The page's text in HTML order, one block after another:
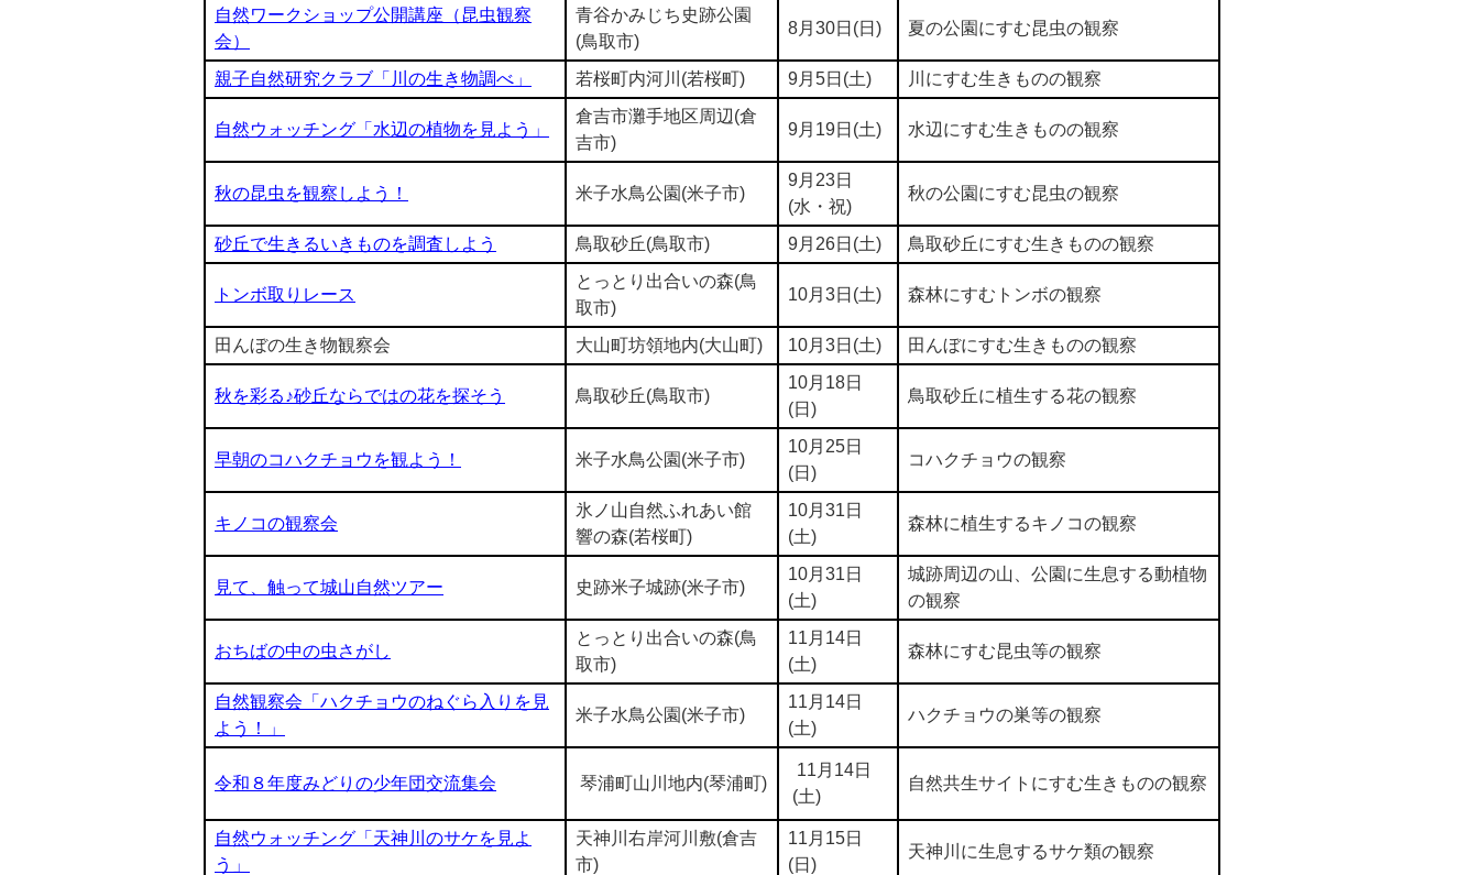
自然ワークショップ公開講座（昆虫観察
会）
青谷かみじち史跡公園
(鳥取市)
8月30日(日) 夏の公園にすむ昆虫の観察
親子自然研究クラブ「川の生き物調べ」 若桜町内河川(若桜町) 9月5日(土) 川にすむ生きものの観察
自然ウォッチング「水辺の植物を見よう」
倉吉市灘手地区周辺(倉
吉市)
9月19日(土) 水辺にすむ生きものの観察
秋の昆虫を観察しよう！ 米子水鳥公園(米子市)
9月23日
(水・祝)
秋の公園にすむ昆虫の観察
砂丘で生きるいきものを調査しよう 鳥取砂丘(鳥取市) 9月26日(土) 鳥取砂丘にすむ生きものの観察
トンボ取りレース
とっとり出合いの森(鳥
取市)
10月3日(土) 森林にすむトンボの観察
田んぼの生き物観察会 大山町坊領地内(大山町) 10月3日(土) 田んぼにすむ生きものの観察
秋を彩る♪砂丘ならではの花を探そう 鳥取砂丘(鳥取市)
10月18日
(日)
鳥取砂丘に植生する花の観察
早朝のコハクチョウを観よう！ 米子水鳥公園(米子市)
10月25日
(日)
コハクチョウの観察
キノコの観察会
氷ノ山自然ふれあい館
響の森(若桜町)
10月31日
(土)
森林に植生するキノコの観察
見て、触って城山自然ツアー 史跡米子城跡(米子市)
10月31日
(土)
城跡周辺の山、公園に生息する動植物
の観察
おちばの中の虫さがし
とっとり出合いの森(鳥
取市)
11月14日
(土)
森林にすむ昆虫等の観察
自然観察会「ハクチョウのねぐら入りを見
よう！」
米子水鳥公園(米子市)
11月14日
(土)
ハクチョウの巣等の観察
令和８年度みどりの少年団交流集会 琴浦町山川地内(琴浦町)
11月14日
(土)
自然共生サイトにすむ生きものの観察
自然ウォッチング「天神川のサケを見よ
う」
天神川右岸河川敷(倉吉
市)
11月15日
(日)
天神川に生息するサケ類の観察